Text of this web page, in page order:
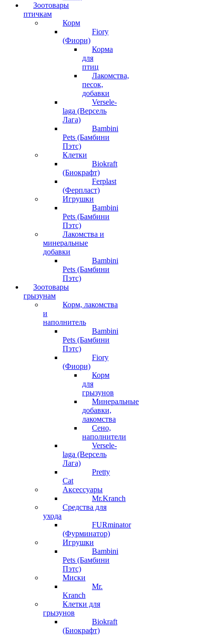
Зоотовары
птичкам
Корм
Fiory
(Фиори)
Корма
для
птиц
Лакомства,
песок,
добавки
Versele-
laga (Версель
Лага)
Bambini
Pets (Бамбини
Пэтс)
Клетки
Biokraft
(Биокрафт)
Ferplast
(Ферпласт)
Игрушки
Bambini
Pets (Бамбини
Пэтс)
Лакомства и
минеральные
добавки
Bambini
Pets (Бамбини
Пэтс)
Зоотовары
грызунам
Корм, лакомства
и
наполнитель
Bambini
Pets (Бамбини
Пэтс)
Fiory
(Фиори)
Корм
для
грызунов
Минеральные
добавки,
лакомства
Сено,
наполнители
Versele-
laga (Версель
Лага)
Pretty
Cat
Аксессуары
Mr.Kranch
Средства для
ухода
FURminator
(Фурминатор)
Игрушки
Bambini
Pets (Бамбини
Пэтс)
Миски
Mr.
Kranch
Клетки для
грызунов
Biokraft
(Биокрафт)